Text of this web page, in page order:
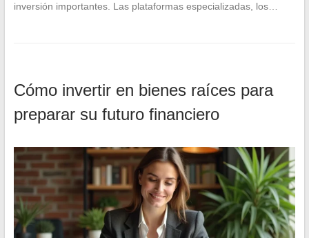
inversión importantes. Las plataformas especializadas, los…
Cómo invertir en bienes raíces para
preparar su futuro financiero